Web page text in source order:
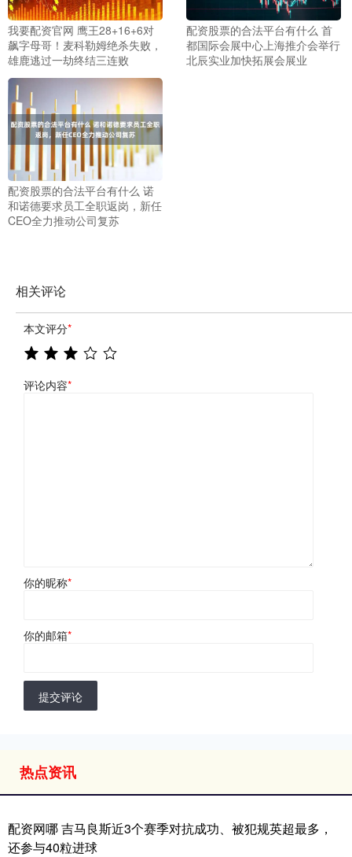
我要配资官网 鹰王28+16+6对
飙字母哥！麦科勒姆绝杀失败，
雄鹿逃过一劫终结三连败
配资股票的合法平台有什么 首
都国际会展中心上海推介会举行
北辰实业加快拓展会展业
配资股票的合法平台有什么 诺
和诺德要求员工全职返岗，新任
CEO全力推动公司复苏
相关评论
本文评分*
评论内容*
你的昵称*
你的邮箱*
提交评论
热点资讯
配资网哪 吉马良斯近3个赛季对抗成功、被犯规英超最多，
还参与40粒进球